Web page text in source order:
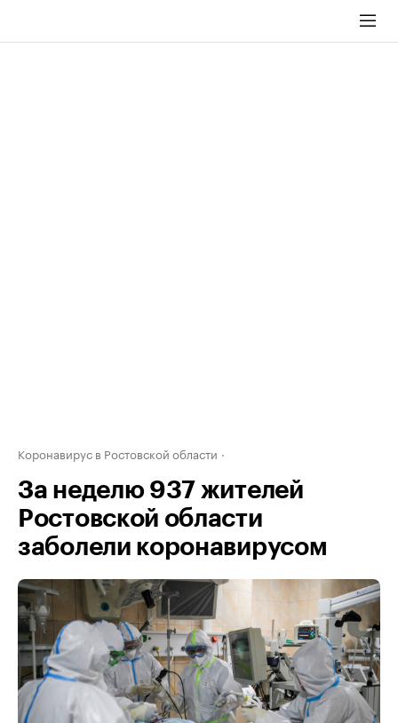
Коронавирус в Ростовской области
За неделю 937 жителей
Ростовской области
заболели коронавирусом